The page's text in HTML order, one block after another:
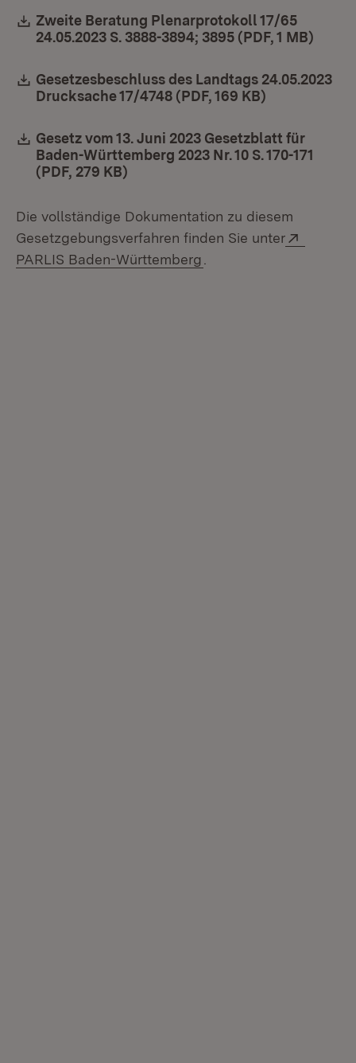
Download:
Zweite Beratung Plenarprotokoll 17/65
24.05.2023 S. 3888-3894; 3895 (PDF, 1 MB)
Download:
Gesetzesbeschluss des Landtags 24.05.2023
Drucksache 17/4748 (PDF, 169 KB)
Download:
Gesetz vom 13. Juni 2023 Gesetzblatt für
Baden-Württemberg 2023 Nr. 10 S. 170-171
(PDF, 279 KB)
Die vollständige Dokumentation zu diesem
Gesetzgebungsverfahren finden Sie unter
PARLIS Baden-Württemberg